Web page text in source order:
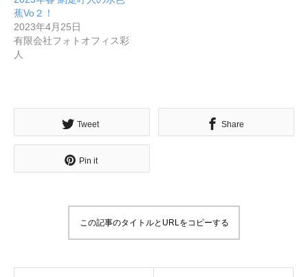
メディア取材受付口はこちら
北海道最強のビジネス課題解決コミュニティ【北海道オ
無料で登録したい企業様はこちら メディア取材受付口はこちら
蕉Vo２！
2023年4月25日
有限会社フォトオフィス彩
人
Tweet Share
Pin it
この記事のタイトルとURLをコピーする